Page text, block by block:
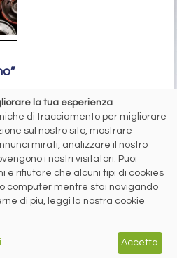
la tua esperienza
di tracciamento per migliorare
sul nostro sito, mostrare
mirati, analizzare il nostro
i nostri visitatori. Puoi
e rifiutare che alcuni tipi di cookies
computer mentre stai navigando
di più, leggi la nostra cookie
Accetta